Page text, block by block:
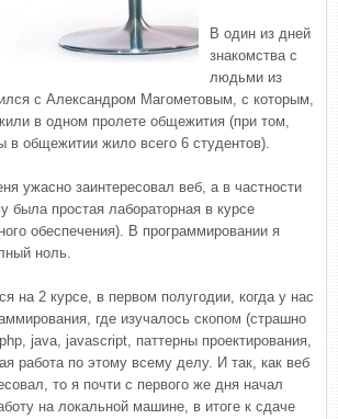
В один из дней
знакомства с
людьми из
с Александром Магометовым, с которым,
в одном пролете общежития (при том,
в общежитии жило всего 6 студентов).
ужасно заинтересовал веб, а в частности
была простая лабораторная в курсе
обеспечения). В программировании я
ноль.
на 2 курсе, в первом полугодии, когда у нас
где изучалось скопом (страшно
java, javascript, паттерны проектирования,
работа по этому всему делу. И так, как веб
то я почти с первого же дня начал
на локальной машине, в итоге к сдаче